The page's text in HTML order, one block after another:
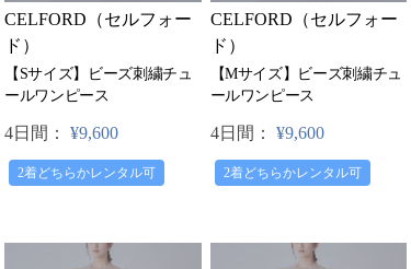
CELFORD（セルフォー
ド）
【Sサイズ】ビーズ刺繍チュ
ールワンピース
4日間： ¥9,600
2着どちらかレンタル可
CELFORD（セルフォー
ド）
【Mサイズ】ビーズ刺繍チュ
ールワンピース
4日間： ¥9,600
2着どちらかレンタル可